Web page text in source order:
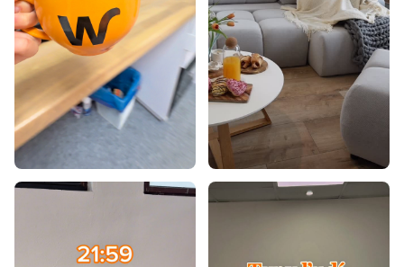
Luxusné postele z masívu
Postele z masívu s úložným priestorom
Postele na chatu
Postele s roštom
Postele na nohách
Nízke postele
Vysoké manželské postele 160x200